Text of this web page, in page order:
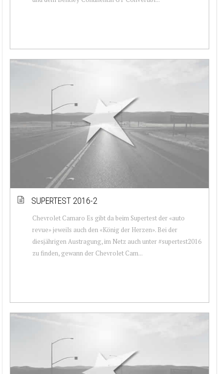
SUPERTEST 2016-2
Chevrolet Camaro Es gibt da beim Supertest der «auto
revue» jeweils auch den «König der Herzen». Bei der
diesjährigen Austragung, im Netz auch unter #supertest2016
zu finden, gewann der Chevrolet Cam...